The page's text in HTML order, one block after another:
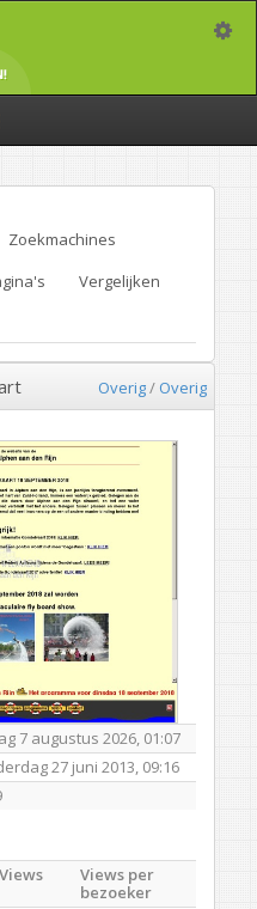
Zoekmachines
Vergelijken
Overig/Overig
7 augustus 2026, 01:07
27 juni 2013, 09:16
Views
Views per
bezoeker